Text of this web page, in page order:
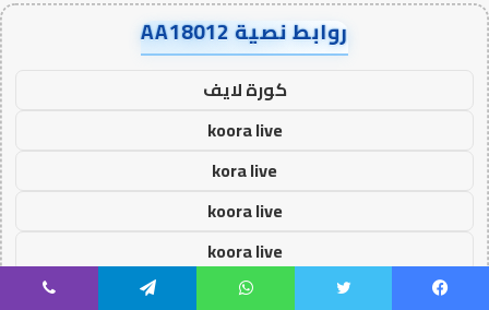
روابط نصية AA18012
كورة لايف
koora live
kora live
koora live
koora live
كورة لايف